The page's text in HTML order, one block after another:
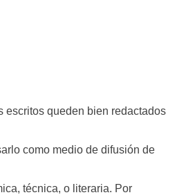
escritos queden bien redactados
como medio de difusión de
técnica, o literaria. Por